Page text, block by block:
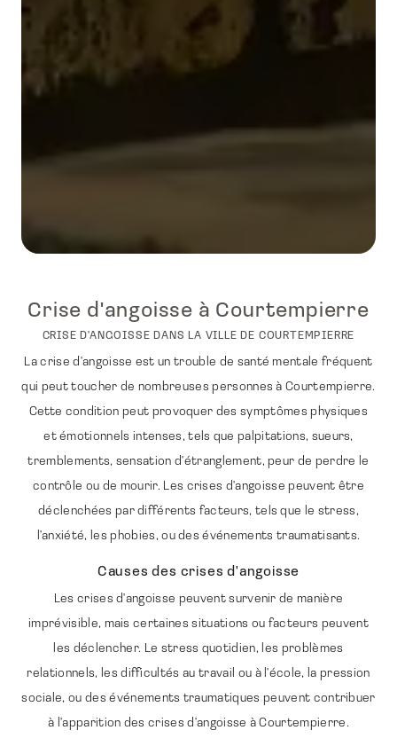
Crise d'angoisse à Courtempierre
CRISE D'ANGOISSE DANS LA VILLE DE COURTEMPIERRE
La crise d'angoisse est un trouble de santé mentale fréquent
qui peut toucher de nombreuses personnes à Courtempierre.
Cette condition peut provoquer des symptômes physiques
et émotionnels intenses, tels que palpitations, sueurs,
tremblements, sensation d'étranglement, peur de perdre le
contrôle ou de mourir. Les crises d'angoisse peuvent être
déclenchées par différents facteurs, tels que le stress,
l'anxiété, les phobies, ou des événements traumatisants.
Causes des crises d'angoisse
Les crises d'angoisse peuvent survenir de manière
imprévisible, mais certaines situations ou facteurs peuvent
les déclencher. Le stress quotidien, les problèmes
relationnels, les difficultés au travail ou à l'école, la pression
sociale, ou des événements traumatiques peuvent contribuer
à l'apparition des crises d'angoisse à Courtempierre.